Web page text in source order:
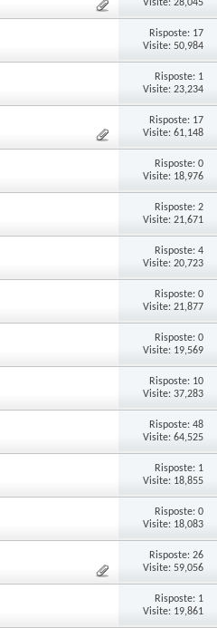
Visite: 28,045
Risposte: 17
Visite: 50,984
Risposte: 1
Visite: 23,234
Risposte: 17
Visite: 61,148
Risposte: 0
Visite: 18,976
Risposte: 2
Visite: 21,671
Risposte: 4
Visite: 20,723
Risposte: 0
Visite: 21,877
Risposte: 0
Visite: 19,569
Risposte: 10
Visite: 37,283
Risposte: 48
Visite: 64,525
Risposte: 1
Visite: 18,855
Risposte: 0
Visite: 18,083
Risposte: 26
Visite: 59,056
Risposte: 1
Visite: 19,861